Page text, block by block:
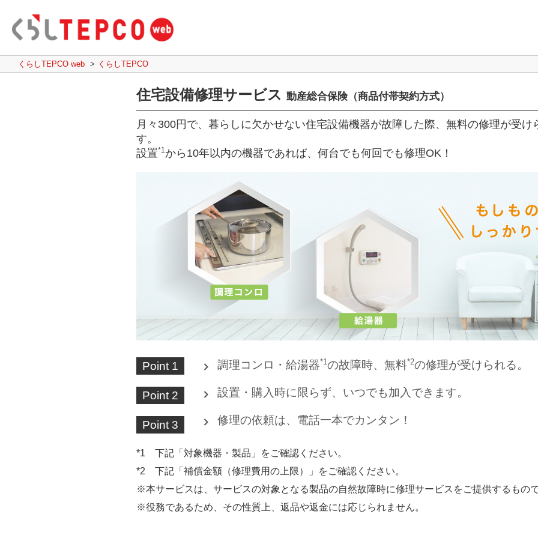
くらしTEPCO web くらしTEPCO
住宅設備修理サービス 動産総合保険（商品付帯契約方式）
月々300円で、暮らしに欠かせない住宅設備機器が故障した際、無料の修理が受け
す。
設置*1 から10年以内の機器であれば、何台でも何回でも修理OK！
Point 1 調理コンロ・給湯器*1の故障時、無料*2の修理が受けられる。
Point 2 設置・購入時に限らず、いつでも加入できます。
Point 3 修理の依頼は、電話一本でカンタン！
*1 下記「対象機器・製品」をご確認ください。
*2 下記「補償金額（修理費用の上限）」をご確認ください。
※本サービスは、サービスの対象となる製品の自然故障時に修理サービスをご提供するもの
※役務であるため、その性質上、返品や返金には応じられません。